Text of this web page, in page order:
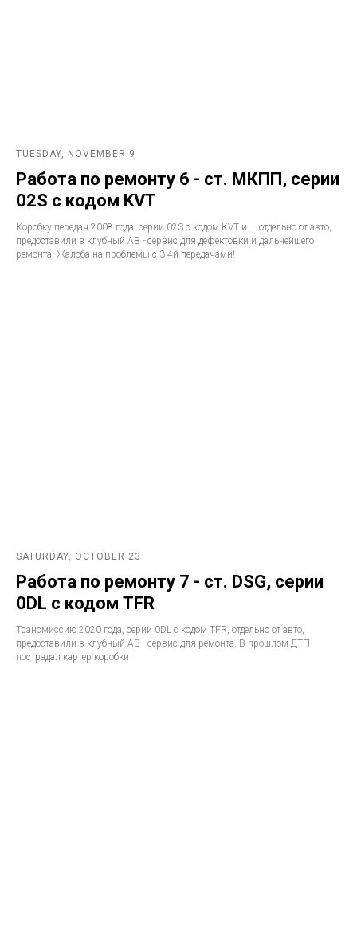
TUESDAY, NOVEMBER 9
Работа по ремонту 6 - ст. МКПП, серии
02S с кодом KVT
Коробку передач 2008 года, серии 02S с кодом KVT и ... отдельно от авто,
предоставили в клубный АВ - сервис для дефектовки и дальнейшего
ремонта. Жалоба на проблемы с 3-4й передачами!
SATURDAY, OCTOBER 23
Работа по ремонту 7 - ст. DSG, серии
0DL с кодом TFR
Трансмиссию 2020 года, серии 0DL с кодом TFR, отдельно от авто,
предоставили в клубный АВ - сервис для ремонта. В прошлом ДТП
пострадал картер коробки